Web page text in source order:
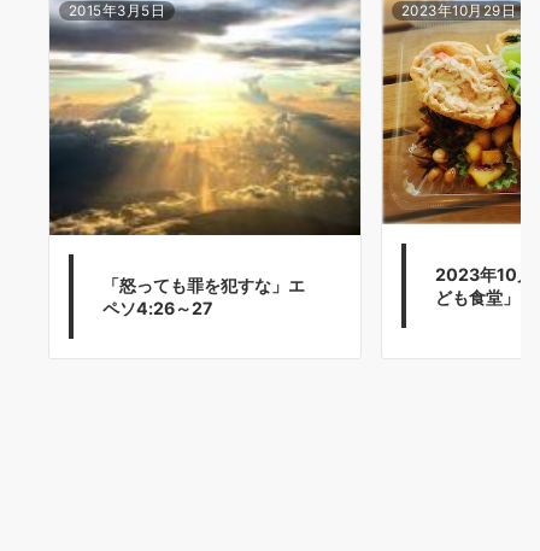
2015年3月5日
「怒っても罪を犯すな」エ
ペソ4:26～27
2023年10月29日
2023年10月
ども食堂」🎶